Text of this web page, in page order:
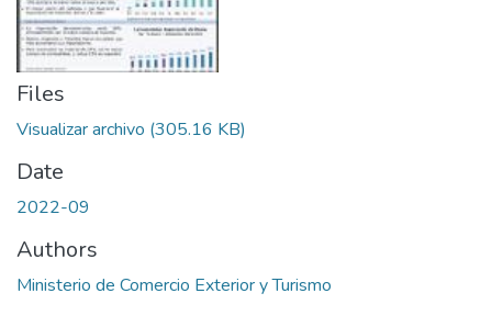
Files
Visualizar archivo (305.16 KB)
Date
2022-09
Authors
Ministerio de Comercio Exterior y Turismo